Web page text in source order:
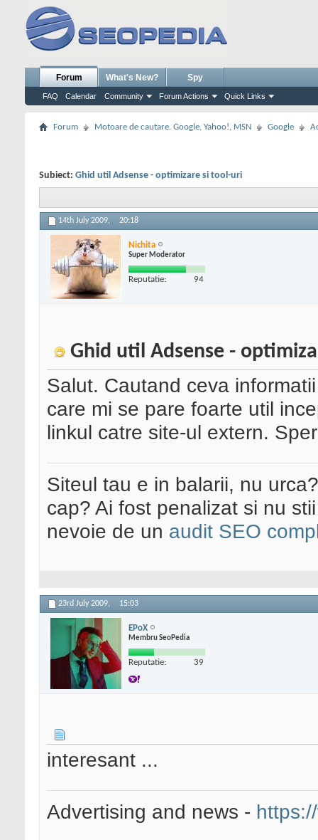
Forum
FAQ Calendar Community Forum Actions Quick Links
What's New? Spy
Forum Motoare de cautare. Google, Yahoo!, MSN Google
Subiect: Ghid util Adsense - optimizare si tool-uri
14th July 2009, 20:18
Nichita
Super Moderator
Reputatie: 94
Ghid util Adsense -
Salut. Cautand ceva
care mi se pare foarte util
linkul catre site-ul extern.
Siteul tau e in balarii, nu
cap? Ai fost penalizat si nu
nevoie de un audit SEO
23rd July 2009, 15:03
EPoX
Membru SeoPedia
Reputatie: 39
interesant ...
Advertising and news -